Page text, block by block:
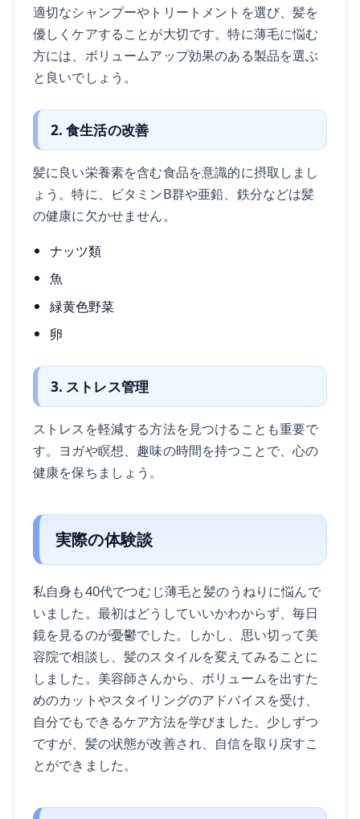
適切なシャンプーやトリートメントを選び、髪を
優しくケアすることが大切です。特に薄毛に悩む
方には、ボリュームアップ効果のある製品を選ぶ
と良いでしょう。
2. 食生活の改善
髪に良い栄養素を含む食品を意識的に摂取しまし
ょう。特に、ビタミンB群や亜鉛、鉄分などは髪
の健康に欠かせません。
ナッツ類
魚
緑黄色野菜
卵
3. ストレス管理
ストレスを軽減する方法を見つけることも重要で
す。ヨガや瞑想、趣味の時間を持つことで、心の
健康を保ちましょう。
実際の体験談
私自身も40代でつむじ薄毛と髪のうねりに悩んで
いました。最初はどうしていいかわからず、毎日
鏡を見るのが憂鬱でした。しかし、思い切って美
容院で相談し、髪のスタイルを変えてみることに
しました。美容師さんから、ボリュームを出すた
めのカットやスタイリングのアドバイスを受け、
自分でもできるケア方法を学びました。少しずつ
ですが、髪の状態が改善され、自信を取り戻すこ
とができました。